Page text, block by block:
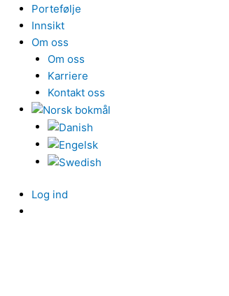
Portefølje
Innsikt
Om oss
Om oss
Karriere
Kontakt oss
Log ind